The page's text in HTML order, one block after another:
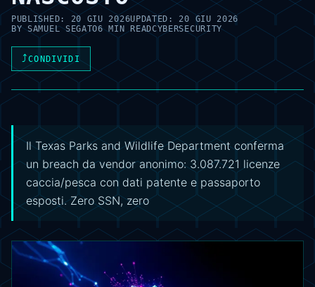
PUBLISHED: 20 GIU 2026UPDATED: 20 GIU 2026
BYSAMUEL SEGATO6 MIN READCYBERSECURITY
⤴CONDIVIDI
Il Texas Parks and Wildlife Department conferma
un breach da vendor anonimo: 3.087.721 licenze
caccia/pesca con dati patente e passaporto
esposti. Zero SSN, zero